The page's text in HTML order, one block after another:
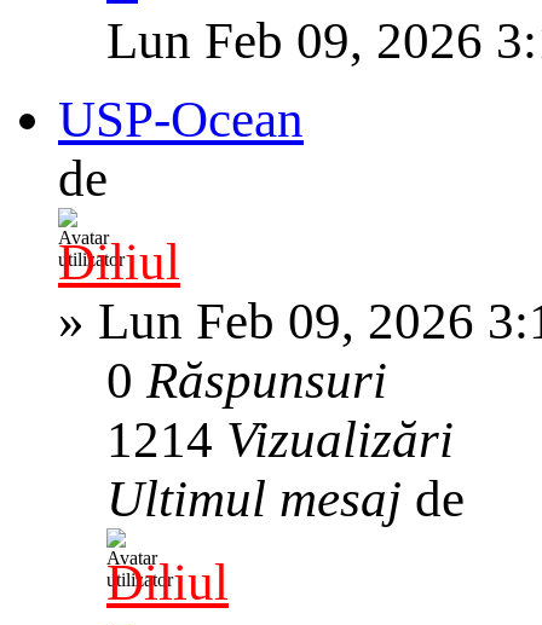
Lun Feb 09, 2026
USP-Ocean
de
Diliul
» Lun Feb 09, 2026
0Răspunsuri
1214 Vizualizări
Ultimul mesaj de
Diliul